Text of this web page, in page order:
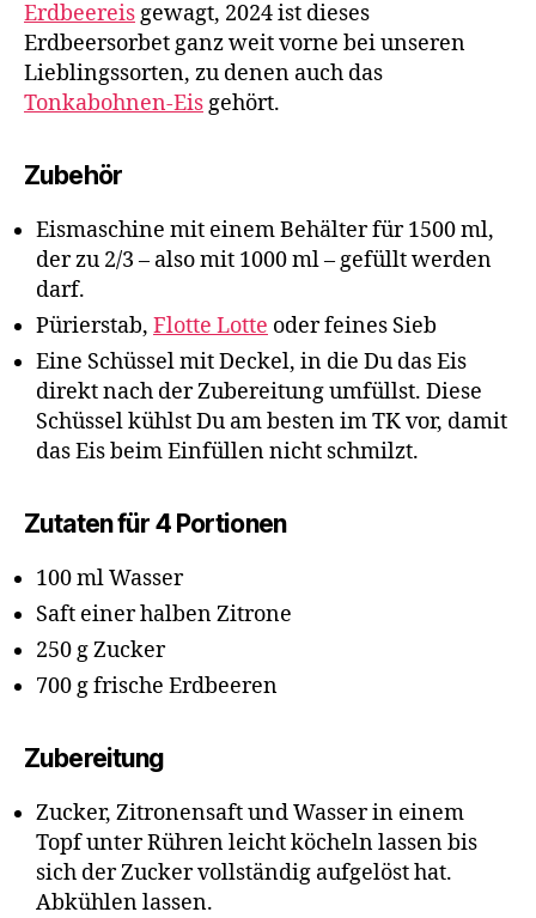
Erdbeereis gewagt, 2024 ist dieses
Erdbeersorbet ganz weit vorne bei unseren
Lieblingssorten, zu denen auch das
Tonkabohnen-Eis gehört.
Zubehör
Eismaschine mit einem Behälter für 1500 ml,
der zu 2/3 – also mit 1000 ml – gefüllt werden
darf.
Pürierstab, Flotte Lotte oder feines Sieb
Eine Schüssel mit Deckel, in die Du das Eis
direkt nach der Zubereitung umfüllst. Diese
Schüssel kühlst Du am besten im TK vor, damit
das Eis beim Einfüllen nicht schmilzt.
Zutaten für 4 Portionen
100 ml Wasser
Saft einer halben Zitrone
250 g Zucker
700 g frische Erdbeeren
Zubereitung
Zucker, Zitronensaft und Wasser in einem
Topf unter Rühren leicht köcheln lassen bis
sich der Zucker vollständig aufgelöst hat.
Abkühlen lassen.